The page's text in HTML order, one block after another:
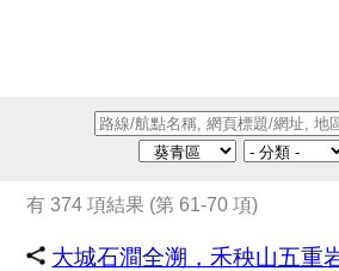
有 374 項結果 (第 61-70 項)
大城石澗全溯，禾秧山五重